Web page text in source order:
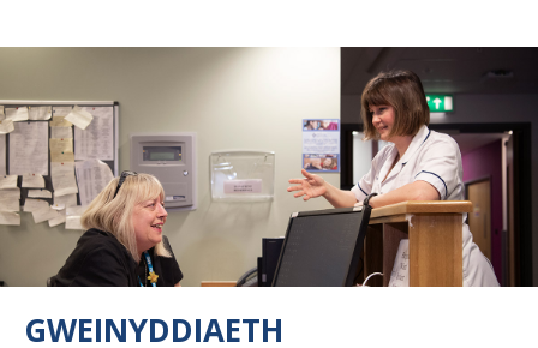
GWEINYDDIAETH